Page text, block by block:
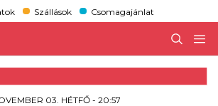
Szállások Csomagajánlat
03. HÉTFŐ - 20:57